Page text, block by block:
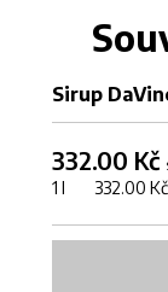
Sirup
332.00 Kč
1 l 332.00 Kč